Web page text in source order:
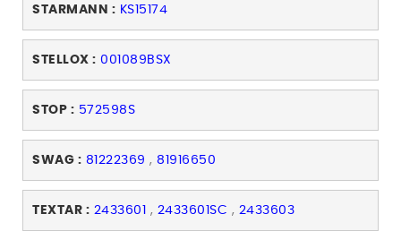
STARMANN : KS15174
STELLOX : 001089BSX
STOP : 572598S
SWAG : 81222369 , 81916650
TEXTAR : 2433601 , 2433601SC , 2433603